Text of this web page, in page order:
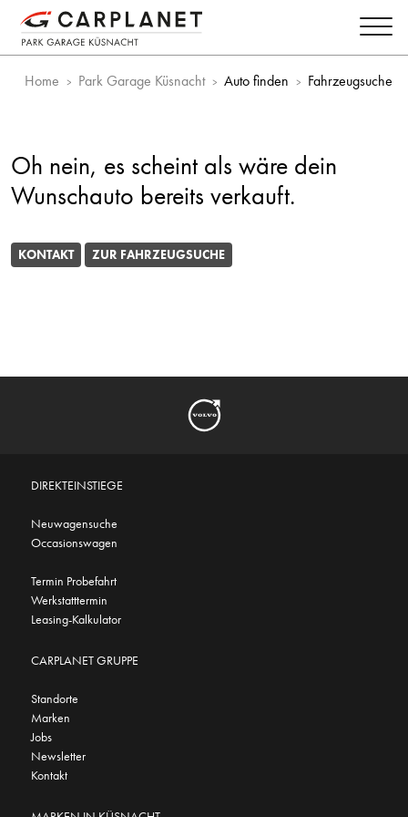
Home Park Garage Küsnacht Auto finden Fahrzeugsuche
Oh nein, es scheint als wäre dein
Wunschauto bereits verkauft.
KONTAKT ZUR FAHRZEUGSUCHE
DIREKTEINSTIEGE
Neuwagensuche
Occasionswagen
Termin Probefahrt
Werkstatttermin
Leasing-Kalkulator
CARPLANET GRUPPE
Standorte
Marken
Jobs
Newsletter
Kontakt